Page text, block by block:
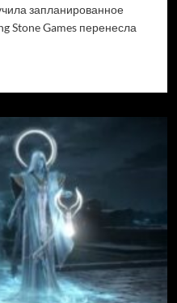
запланированное
Stone Games перенесла